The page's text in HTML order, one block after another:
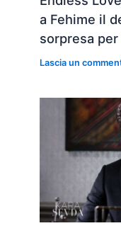
a Fehime il
sorpresa per
Lascia un